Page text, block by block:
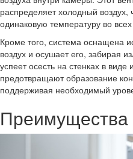
распределяет холодный воздух,
одинаковую температуру во
Кроме того, система оснащена
воздух и осушает его, забирая
успеет осесть на стенках в
предотвращают образование
поддерживая необходимый
Преимущества